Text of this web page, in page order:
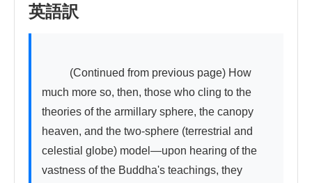
英語訳
much more so, then, those who cling to the
theories of the armillary sphere, the canopy
heaven, and the two-sphere (terrestrial and
celestial globe) model—upon hearing of the
vastness of the Buddha's teachings, they